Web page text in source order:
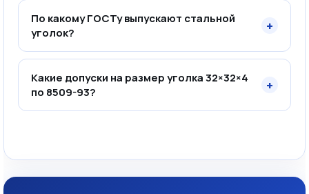
По какому ГОСТу выпускают стальной
уголок?
+
Какие допуски на размер уголка 32×32×4
по 8509-93?
+